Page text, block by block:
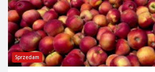
Sprzedam